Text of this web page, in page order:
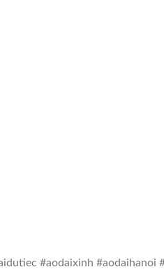
#aodaixinh #aodaihanoi